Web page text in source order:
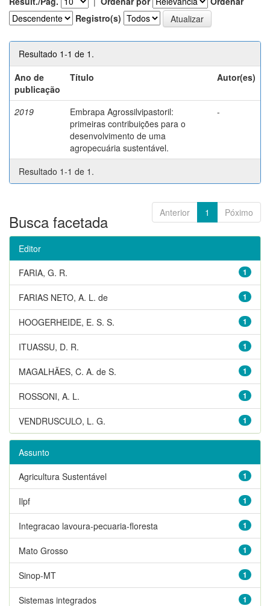
Registro(s)
Resultado 1-1 de 1.
Ano de
publicação
Título Autor(es)
2019
Embrapa Agrossilvipastoril:
primeiras contribuições para o
desenvolvimento de uma
agropecuária sustentável.
-
Resultado 1-1 de 1.
Anterior 1 Póximo
Busca facetada
Editor
1
FARIA, G. R.
1
FARIAS NETO, A. L. de
1
HOOGERHEIDE, E. S. S.
1
ITUASSU, D. R.
1
MAGALHÃES, C. A. de S.
1
ROSSONI, A. L.
1
VENDRUSCULO, L. G.
Assunto
1
Agricultura Sustentável
1
Ilpf
1
Integracao lavoura-pecuaria-floresta
1
Mato Grosso
1
Sinop-MT
1
Sistemas integrados